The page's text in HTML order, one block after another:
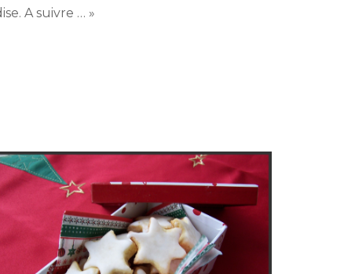
A suivre … »